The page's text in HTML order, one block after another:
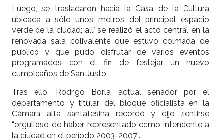
Luego, se trasladaron hacia la Casa de la Cultura
ubicada a sólo unos metros del principal espacio
verde de la ciudad; allí se realizó el acto central en la
renovada sala polivalente que estuvo colmada de
público y que pudo disfrutar de varios eventos
programados con el fin de festejar un nuevo
cumpleaños de San Justo.
Tras ello, Rodrigo Borla, actual senador por el
departamento y titular del bloque oficialista en la
Cámara alta santafesina recordó y dijo sentirse
“orgulloso de haber representado como intendente a
la ciudad en el período 2003-2007”.